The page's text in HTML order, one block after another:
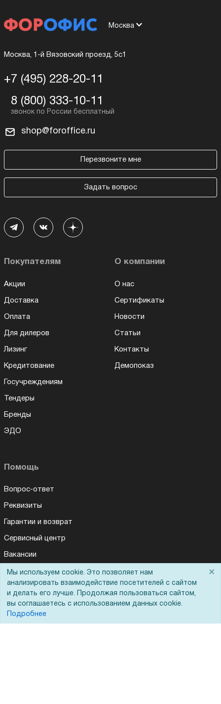
Москва
Москва, 1-й Вязовский проезд, 5с1
+7 (495) 228-20-11
8 (800) 333-10-11
shop@foroffice.ru
Перезвоните мне
Задать вопрос
Покупателям
Акции
Доставка
Оплата
Для дилеров
Лизинг
Кредитование
Госучреждениям
Тендеры
Бренды
ЭДО
О компании
О нас
Сертификаты
Новости
Статьи
Контакты
Демопоказ
Помощь
Вопрос-ответ
Реквизиты
Гарантии и возврат
Сервисный центр
Вакансии
Обратная связь
Для Таможенного союза
Запрос актов сверки
Мы используем cookie. Это позволяет нам
анализировать взаимодействие посетителей с сайтом
и делать его лучше. Продолжая пользоваться сайтом,
вы соглашаетесь с использованием данных cookie.
Подробнее
×
Для Вас доступно эксклюзивное приложение при
заказе этого товара
Получить скидку Не показывать